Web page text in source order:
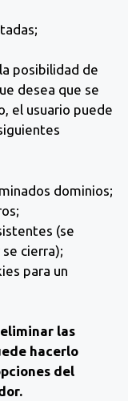
posibilidad de
desea que se
el usuario puede
dominios;
(se
cierra);
para un
las
hacerlo
del